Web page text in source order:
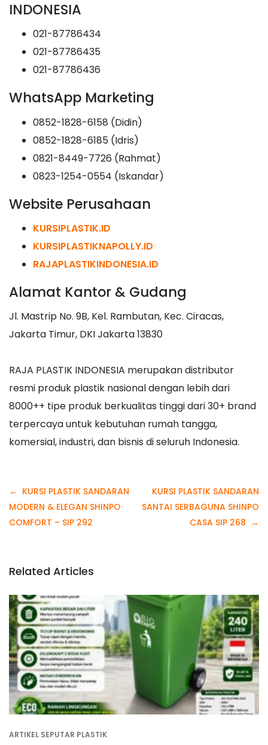
INDONESIA
021-87786434
021-87786435
021-87786436
WhatsApp Marketing
0852-1828-6158 (Didin)
0852-1828-6185 (Idris)
0821-8449-7726 (Rahmat)
0823-1254-0554 (Iskandar)
Website Perusahaan
KURSIPLASTIK.ID
KURSIPLASTIKNAPOLLY.ID
RAJAPLASTIKINDONESIA.ID
Alamat Kantor & Gudang
Jl. Mastrip No. 9B, Kel. Rambutan, Kec. Ciracas,
Jakarta Timur, DKI Jakarta 13830
RAJA PLASTIK INDONESIA merupakan distributor
resmi produk plastik nasional dengan lebih dari
8000++ tipe produk berkualitas tinggi dari 30+ brand
terpercaya untuk kebutuhan rumah tangga,
komersial, industri, dan bisnis di seluruh Indonesia.
Navigasi
pos
KURSI PLASTIK SANDARAN
MODERN & ELEGAN SHINPO
COMFORT – SIP 292
KURSI PLASTIK SANDARAN
SANTAI SERBAGUNA SHINPO
CASA SIP 268
Related Articles
ARTIKEL SEPUTAR PLASTIK